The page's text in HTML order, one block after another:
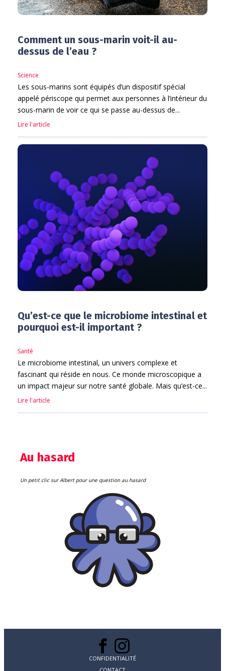
Comment un sous-marin voit-il au-
dessus de l’eau ?
Science
Les sous-marins sont équipés d’un dispositif spécial
appelé périscope qui permet aux personnes à l’intérieur du
sous-marin de voir ce qui se passe au-dessus de...
Lire l'article
Qu’est-ce que le microbiome intestinal et
pourquoi est-il important ?
Santé
Le microbiome intestinal, un univers complexe et
fascinant qui réside en nous. Ce monde microscopique a
un impact majeur sur notre santé globale. Mais qu’est-ce...
Lire l'article
Au hasard
Un petit clic sur Albert pour une question au hasard
CONFIDENTIALITÉ